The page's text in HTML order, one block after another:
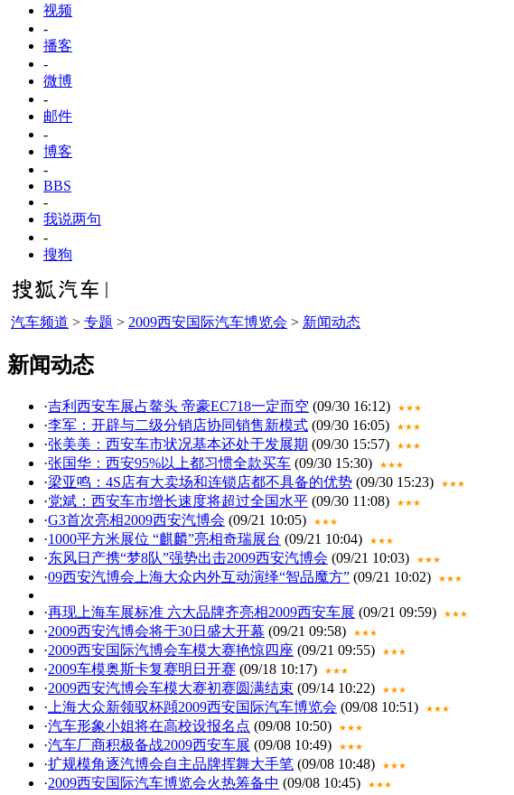
视频
-
播客
-
微博
-
邮件
-
博客
-
BBS
-
我说两句
-
搜狗
汽车频道 > 专题 > 2009西安国际汽车博览会 > 新闻动态
新闻动态
·吉利西安车展占鳌头 帝豪EC718一定而空 (09/30 16:12) ★★★
·李军：开辟与二级分销店协同销售新模式 (09/30 16:05) ★★★
·张美美：西安车市状况基本还处于发展期 (09/30 15:57) ★★★
·张国华：西安95%以上都习惯全款买车 (09/30 15:30) ★★★
·梁亚鸣：4S店有大卖场和连锁店都不具备的优势 (09/30 15:23) ★★★
·党斌：西安车市增长速度将超过全国水平 (09/30 11:08) ★★★
·G3首次亮相2009西安汽博会 (09/21 10:05) ★★★
·1000平方米展位 “麒麟”亮相奇瑞展台 (09/21 10:04) ★★★
·东风日产携“梦8队”强势出击2009西安汽博会 (09/21 10:03) ★★★
·09西安汽博会上海大众内外互动演绎“智品魔方” (09/21 10:02) ★★★
·再现上海车展标准 六大品牌齐亮相2009西安车展 (09/21 09:59) ★★★
·2009西安汽博会将于30日盛大开幕 (09/21 09:58) ★★★
·2009西安国际汽博会车模大赛艳惊四座 (09/21 09:55) ★★★
·2009车模奥斯卡复赛明日开赛 (09/18 10:17) ★★★
·2009西安汽博会车模大赛初赛圆满结束 (09/14 10:22) ★★★
· 上海大众新领驭杯蹞2009西安国际汽车博览会 (09/08 10:51) ★★★
·汽车形象小姐将在高校设报名点 (09/08 10:50) ★★★
·汽车厂商积极备战2009西安车展 (09/08 10:49) ★★★
·扩规模角逐汽博会自主品牌挥舞大手笔 (09/08 10:48) ★★★
·2009西安国际汽车博览会火热筹备中 (09/08 10:45) ★★★